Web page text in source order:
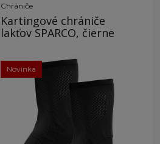
Chrániče
Kartingové chrániče
lakťov SPARCO, čierne
Novinka